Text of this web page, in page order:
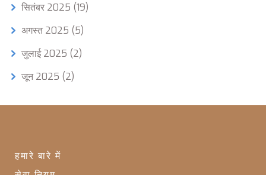
सितंबर 2025 (19)
अगस्त 2025 (5)
जुलाई 2025 (2)
जून 2025 (2)
हमारे बारे में